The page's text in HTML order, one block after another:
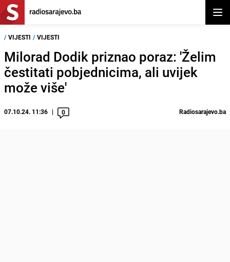
/ VIJESTI / VIJESTI
Milorad Dodik priznao poraz: 'Želim
čestitati pobjednicima, ali uvijek
može više'
07.10.24. 11:36 0 Radiosarajevo.ba